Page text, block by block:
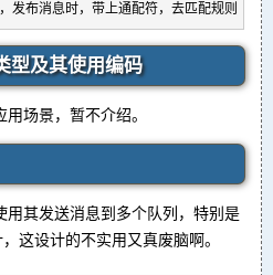
发布消息时，带上通配符，去匹配规则，达
型及其使用编码
场景，暂不介绍。
用其发送消息到多个队列，特别是
这设计的不实用又真废脑啊。